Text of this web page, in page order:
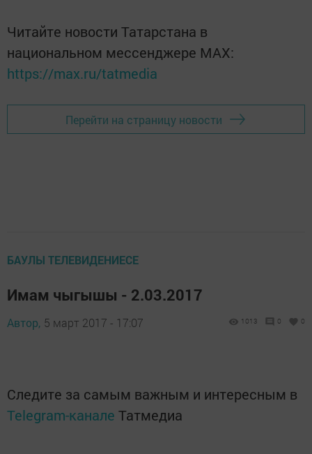
Читайте новости Татарстана в
национальном мессенджере MАХ:
https://max.ru/tatmedia
Перейти на страницу новости
БАУЛЫ ТЕЛЕВИДЕНИЕСЕ
Имам чыгышы - 2.03.2017
Автор, 5 март 2017 - 17:07 1013 0 0
Следите за самым важным и интересным в
Telegram-канале Татмедиа